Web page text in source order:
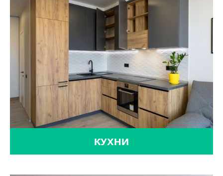
КУХНИ